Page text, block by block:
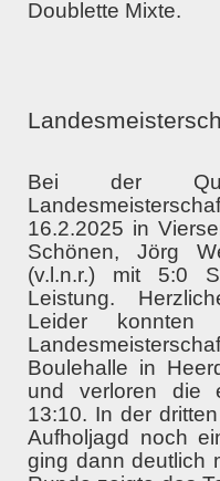
Doublette Mixte.
Bei der
16.2.2025 in
Schönen, Jörg
(v.l.n.r.) mit 5:0
Leistung.
Leider
Boulehalle in
und verloren die
13:10. In der
Aufholjagd noch
ging dann deutlich